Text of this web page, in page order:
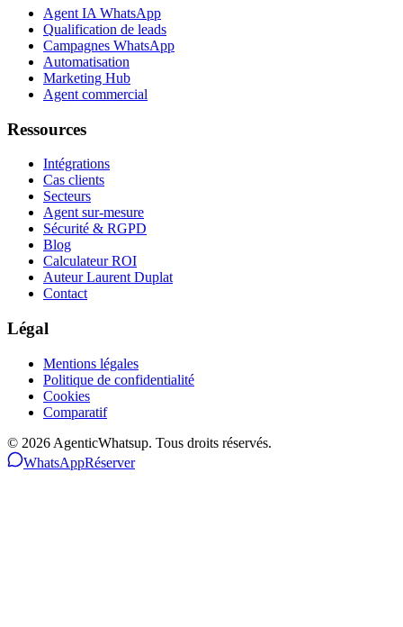
Agent IA WhatsApp
Qualification de leads
Campagnes WhatsApp
Automatisation
Marketing Hub
Agent commercial
Ressources
Intégrations
Cas clients
Secteurs
Agent sur-mesure
Sécurité & RGPD
Blog
Calculateur ROI
Auteur Laurent Duplat
Contact
Légal
Mentions légales
Politique de confidentialité
Cookies
Comparatif
© 2026 AgenticWhatsup. Tous droits réservés.
WhatsAppRéserver